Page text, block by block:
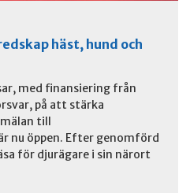
häst, hund och
med finansiering från
på att stärka
till
nu öppen. Efter genomförd
för djurägare i sin närort